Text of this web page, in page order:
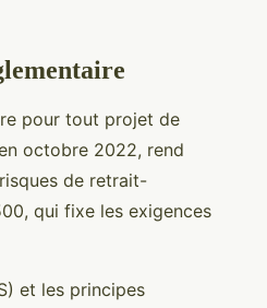
pour tout projet de
octobre 2022, rend
de retrait-
qui fixe les exigences
et les principes